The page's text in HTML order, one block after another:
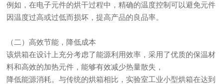
例如，在电子元件的烘干过程中，精确的温度控制可以避免元件
因温度过高或过低而损坏，提高产品的良品率。
（二）高效节能，降低成本
该烘箱在设计上充分考虑了能源利用效率，采用了优质的保温材
料和高效的加热元件，能够有效减少热量散失，
降低能源消耗。与传统的烘箱相比，实验室工业小型烘箱在达到